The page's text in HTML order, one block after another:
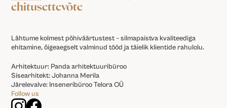
ehitusettevõte
Lähtume kolmest põhiväärtustest – silmapaistva kvaliteediga
ehitamine, õigeaegselt valminud tööd ja täielik klientide rahulolu.
Arhitektuur: Panda arhitektuuribüroo
Sisearhitekt: Johanna Merila
Järelevalve: Inseneribüroo Telora OÜ
Follow us